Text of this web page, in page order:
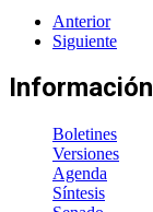
Anterior
Siguiente
Información
Boletines
Versiones
Agenda
Síntesis